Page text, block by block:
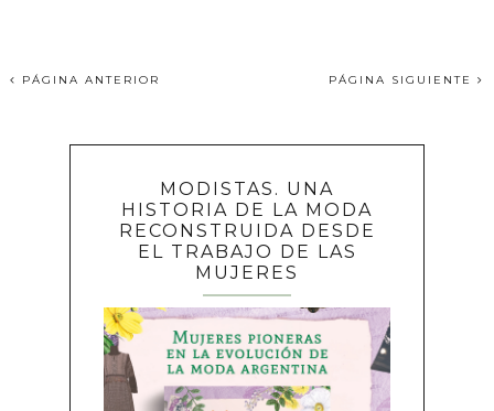
PÁGINA ANTERIOR PÁGINA SIGUIENTE
MODISTAS. UNA
HISTORIA DE LA MODA
RECONSTRUIDA DESDE
EL TRABAJO DE LAS
MUJERES